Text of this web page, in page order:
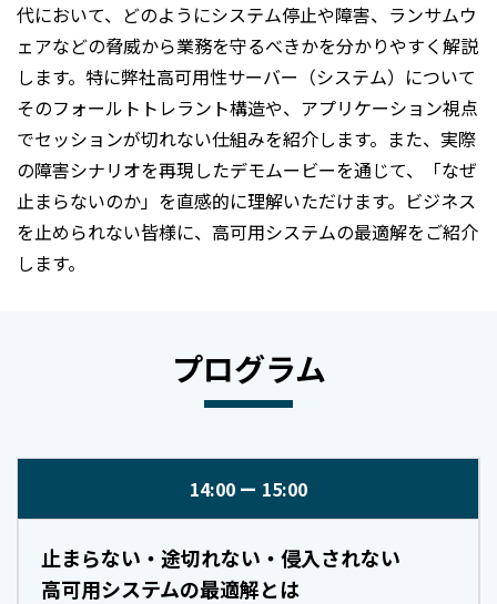
代において、どのようにシステム停止や障害、ランサムウ
ェアなどの脅威から業務を守るべきかを分かりやすく解説
します。特に弊社高可用性サーバー（システム）について
そのフォールトトレラント構造や、アプリケーション視点
でセッションが切れない仕組みを紹介します。また、実際
の障害シナリオを再現したデモムービーを通じて、「なぜ
止まらないのか」を直感的に理解いただけます。ビジネス
を止められない皆様に、高可用システムの最適解をご紹介
します。
プログラム
14:00 15:00
止まらない・途切れない・侵入されない
高可用システムの最適解とは